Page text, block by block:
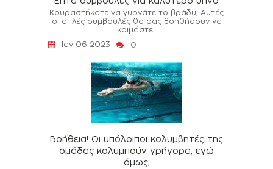
Κουραστήκατε να γυρνάτε το βράδυ; Αυτές
οι απλές συμβουλές θα σας βοηθήσουν να
κοιμάστε...
Ιαν 06 2023
0
Βοήθεια! Οι υπόλοιποι κολυμβητές της
ομάδας κολυμπούν γρήγορα, εγώ
όμως;